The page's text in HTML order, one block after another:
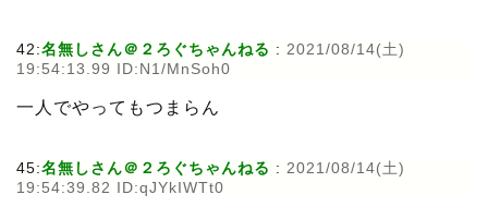
42:名無しさん＠２ろぐちゃんねる : 2021/08/14(土)
19:54:13.99 ID:N1/MnSoh0
一人でやってもつまらん
45:名無しさん＠２ろぐちゃんねる : 2021/08/14(土)
19:54:39.82 ID:qJYkIWTt0